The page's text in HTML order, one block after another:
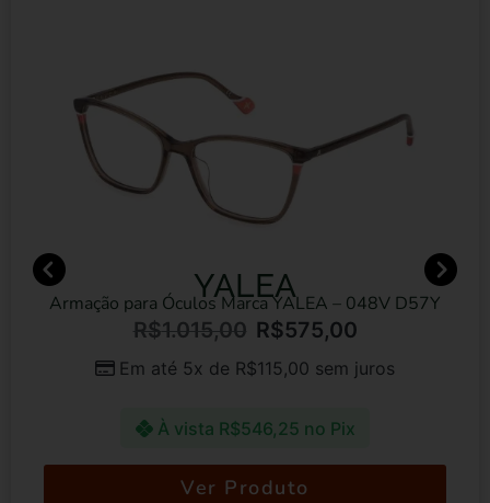
YALEA
Armação para Óculos Marca YALEA – 048V D57Y
R$1.015,00 R$575,00
Em até 5x de R$115,00 sem juros
À vista R$546,25 no Pix
Ver Produto